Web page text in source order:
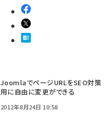
JoomlaでページURLをSEO対策
用に自由に変更ができる
2012年8月24日 10:58